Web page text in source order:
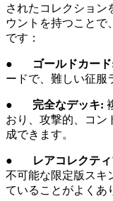
されたコレクション
ウントを持つことで
です：
● ゴールドカー
ードで、難しい征服
● 完全なデッキ:
おり、攻撃的、コン
成できます。
● レアコレクテ
不可能な限定版スキ
ていることがよくあ